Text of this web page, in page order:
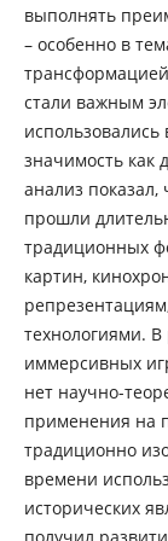
выполнять
– особенно в
стали важным
использовались
значимость как
анализ показал,
прошли
традиционных
картин,
технологиями.
иммерсивных
нет научно-
применения на
традиционно
времени
исторических